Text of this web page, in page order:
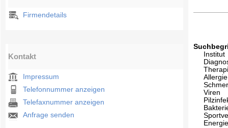
Firmendetails
Kontakt
Impressum
Telefonnummer anzeigen
Telefaxnummer anzeigen
Anfrage senden
Institut
Allergie
Viren